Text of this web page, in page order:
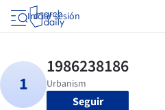
Iniciar sesión
Seguir